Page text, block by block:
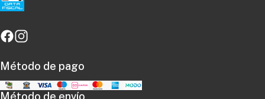
Método de pago
Método de envío